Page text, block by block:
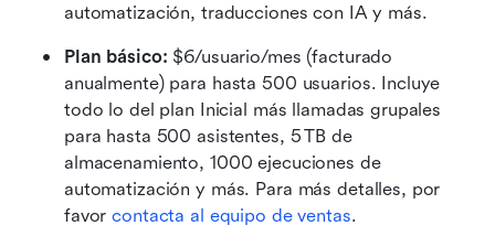
automatización, traducciones con IA y más.
Plan básico: $6/usuario/mes (facturado
anualmente) para hasta 500 usuarios. Incluye
todo lo del plan Inicial más llamadas grupales
para hasta 500 asistentes, 5 TB de
almacenamiento, 1000 ejecuciones de
automatización y más. Para más detalles, por
favor contacta al equipo de ventas.